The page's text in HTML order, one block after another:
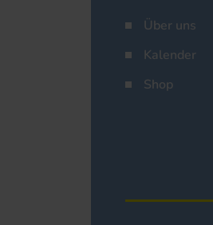
Über uns
Kalender
Shop